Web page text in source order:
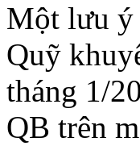
Một lưu ý
Quỹ
tháng 1/
QB trên